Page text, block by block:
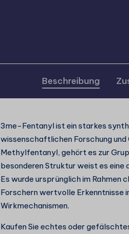
Beschreibung
3me-Fentanyl ist ein starkes
wissenschaftlichen Forschung
Methylfentanyl, gehört es zur
besonderen Struktur weist es eine
Es wurde ursprünglich im
Forschern wertvolle Erkenntnisse
Wirkmechanismen.
Kaufen Sie echtes oder